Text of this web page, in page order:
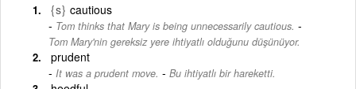
{s} cautious
Tom thinks that Mary is being unnecessarily cautious. -
Tom Mary'nin gereksiz yere ihtiyatlı olduğunu düşünüyor.
prudent
It was a prudent move. - Bu ihtiyatlı bir hareketti.